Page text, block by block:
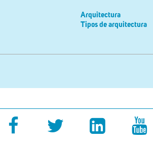
Arquitectura
Tipos de arquitectura